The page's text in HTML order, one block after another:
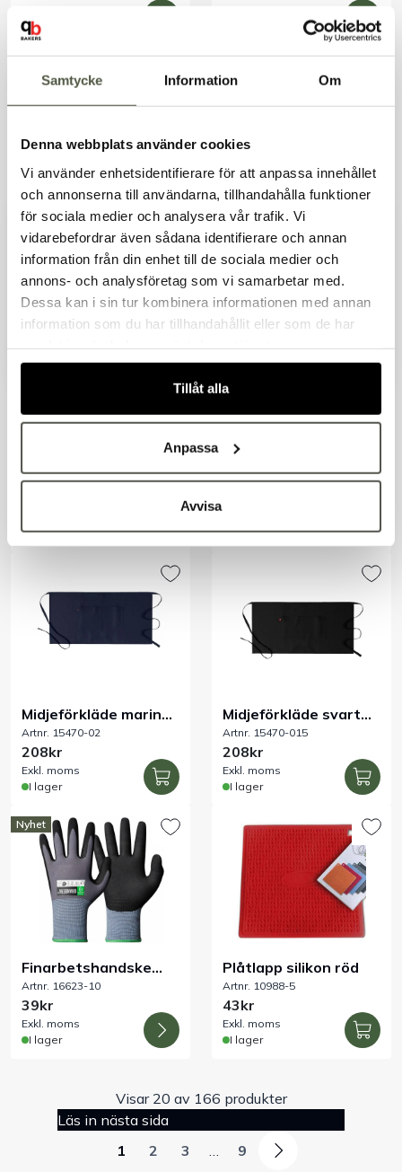
Samtycke Information Om
Denna webbplats använder cookies
Vi använder enhetsidentifierare för att anpassa innehållet
och annonserna till användarna, tillhandahålla funktioner
för sociala medier och analysera vår trafik. Vi
vidarebefordrar även sådana identifierare och annan
information från din enhet till de sociala medier och
annons- och analysföretag som vi samarbetar med.
Dessa kan i sin tur kombinera informationen med annan
information som du har tillhandahållit eller som de har
Tillåt alla
Anpassa
Avvisa
I lager
Bröstlappsförkläde
grå 70x100 cm
256kr
Exkl. moms
I lager
utgått Midjeförkläde
75x85 cm olivgrön
244kr
Exkl. moms
I lager
100x50 cm
Artnr. 15470-86
I lager
100x50 cm
Artnr. 15470-24
I lager
Midjeförkläde marin
100x50 cm
Artnr. 15470-02
208kr
Exkl. moms
I lager
Midjeförkläde svart
100x50 cm
Artnr. 15470-015
208kr
Exkl. moms
I lager
Nyhet
Finarbetshandske
livsmedelsgodkänd
Artnr. 16623-10
39kr
Exkl. moms
I lager
Plåtlapp silikon röd
Artnr. 10988-5
43kr
Exkl. moms
I lager
Visar 20 av 166 produkter
Läs in nästa sida
1
2 3 … 9
Välkommen till Bakers!
Handlar du som företag eller privatperson?
Fortsätt som privatperson